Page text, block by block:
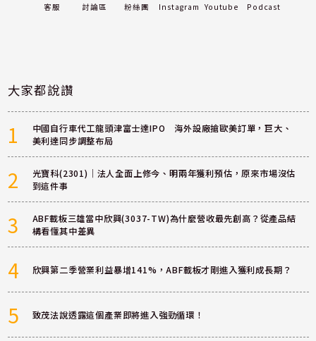
客服 討論區 粉絲團 Instagram Youtube Podcast
大家都說讚
1
中國自行車代工龍頭津富士達IPO 海外設廠搶歐美訂單，巨大、
美利達同步調整布局
2
光寶科(2301)｜法人全面上修今、明兩年獲利預估，原來市場沒估
到這件事
3
ABF載板三雄當中欣興(3037-TW)為什麼營收最先創高？從產品結
構看懂其中差異
4 欣興第二季營業利益暴增141%，ABF載板才剛進入獲利成長期？
5 致茂法說透露這個產業即將進入強勁循環！